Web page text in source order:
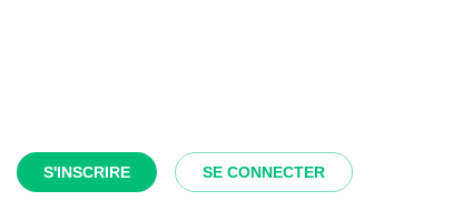
S'INSCRIRE SE CONNECTER